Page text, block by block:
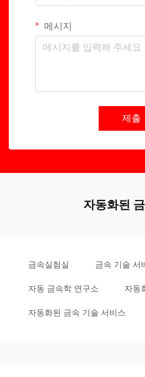
메시지
제출
자동화된
금속실험실 금속 기술 서
자동 금속학 연구소 자동
자동화된 금속 기술 서비스